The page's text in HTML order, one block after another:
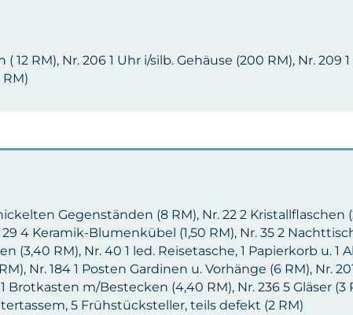
12 RM), Nr. 206 1 Uhr i/silb. Gehäuse (200 RM), Nr. 209 1
RM)
Gegenständen (8 RM), Nr. 22 2 Kristallflaschen
29 4 Keramik-Blumenkübel (1,50 RM), Nr. 35 2
(3,40 RM), Nr. 40 1 led. Reisetasche, 1 Papierkorb u. 1
Nr. 184 1 Posten Gardinen u. Vorhänge (6 RM), Nr.
Brotkasten m/Bestecken (4,40 RM), Nr. 236 5 Gläser (3
5 Frühstücksteller, teils defekt (2 RM)